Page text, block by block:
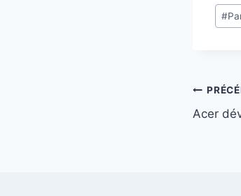
de
#
de
Acer